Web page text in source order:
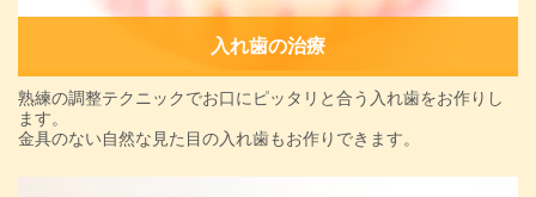
入れ歯の治療
熟練の調整テクニックでお口にピッタリと合う入れ歯をお作りし
ます。
金具のない自然な見た目の入れ歯もお作りできます。